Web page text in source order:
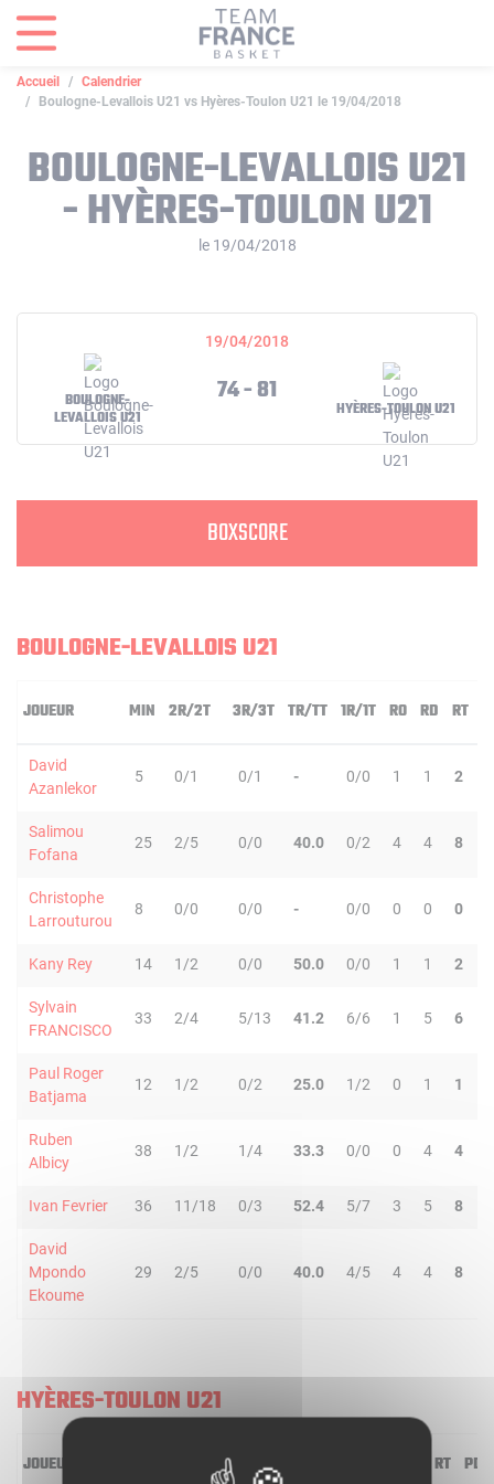
Accueil
Calendrier
Boulogne-Levallois U21 vs Hyères-Toulon U21 le 19/04/2018
BOULOGNE-LEVALLOIS U21
- HYÈRES-TOULON U21
le 19/04/2018
19/04/2018
BOULOGNE-
LEVALLOIS U21
74 - 81
HYÈRES-TOULON U21
BOXSCORE
BOULOGNE-LEVALLOIS U21
JOUEUR MIN 2R/2T 3R/3T TR/TT 1R/1T RO RD RT
David
Azanlekor
5 0/1 0/1 - 0/0 1 1 2
Salimou
Fofana
25 2/5 0/0 40.0 0/2 4 4 8
Christophe
Larrouturou
8 0/0 0/0 - 0/0 0 0 0
Kany Rey 14 1/2 0/0 50.0 0/0 1 1 2
Sylvain
FRANCISCO
33 2/4 5/13 41.2 6/6 1 5 6
Paul Roger
Batjama
12 1/2 0/2 25.0 1/2 0 1 1
Ruben
Albicy
38 1/2 1/4 33.3 0/0 0 4 4
Ivan Fevrier 36 11/18 0/3 52.4 5/7 3 5 8
David
Mpondo
Ekoume
29 2/5 0/0 40.0 4/5 4 4 8
HYÈRES-TOULON U21
JOUEUR 3R/3T TR/TT RT PD
Panneau de gestion des cookies